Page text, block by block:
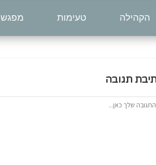
הקהילה טעימות
תגובה